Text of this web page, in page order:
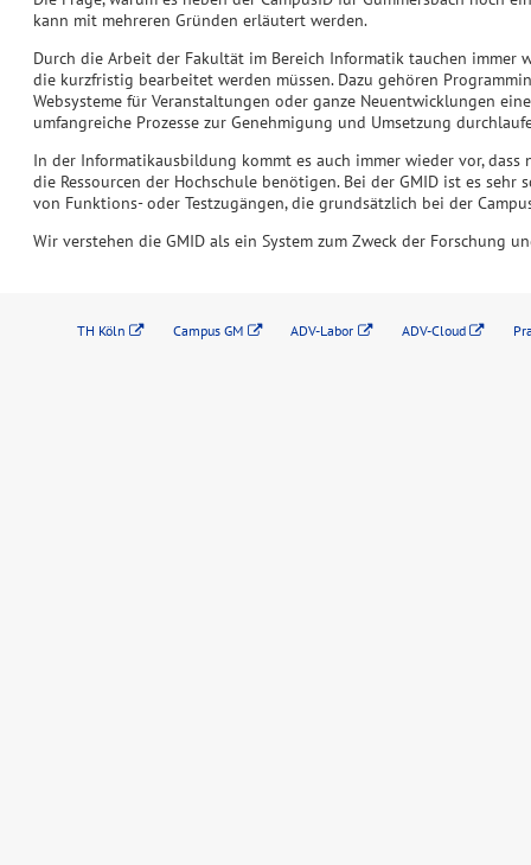
kann mit mehreren Gründen erläutert werden.
Durch die Arbeit der Fakultät im Bereich Informatik tauchen immer
die kurzfristig bearbeitet werden müssen. Dazu gehören
Websysteme für Veranstaltungen oder ganze Neuentwicklungen
umfangreiche Prozesse zur Genehmigung und Umsetzung
In der Informatikausbildung kommt es auch immer wieder vor,
die Ressourcen der Hochschule benötigen. Bei der GMID ist es
von Funktions- oder Testzugängen, die grundsätzlich bei der
Wir verstehen die GMID als ein System zum Zweck der Forschung
TH Köln Campus GM ADV-Labor ADV-Cloud